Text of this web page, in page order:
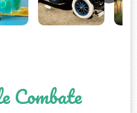
Combate